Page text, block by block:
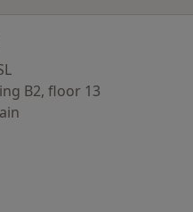
B2, floor 13